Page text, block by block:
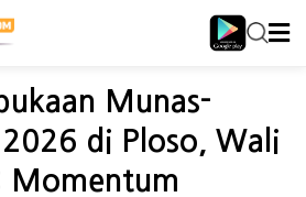
Munas-
2026 di Ploso, Wali
Momentum